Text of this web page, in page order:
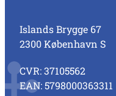
Islands Brygge 67
2300 København S
CVR: 37105562
EAN: 5798000363311